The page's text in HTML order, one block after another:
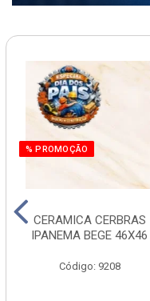
% PROMOÇÃO
CERAMICA CERBRAS
IPANEMA BEGE 46X46
Código: 9208